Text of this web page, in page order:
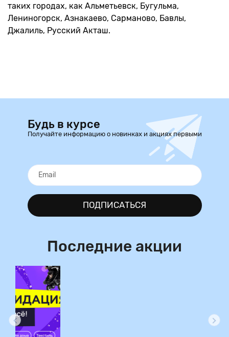
таких городах, как Альметьевск, Бугульма,
Лениногорск, Азнакаево, Сарманово, Бавлы,
Джалиль, Русский Акташ.
Будь в курсе
Получайте информацию о новинках и акциях первыми
ПОДПИСАТЬСЯ
Последние акции